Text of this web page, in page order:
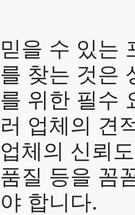
믿을 수 있는
를 찾는 것은
를 위한 필수
러 업체의 견
업체의 신뢰
품질 등을 꼼
야 합니다.